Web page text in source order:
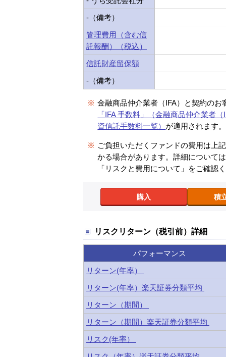
-（備考）
管理費用（含む信
託報酬）（税込）
信託財産留保額
-（備考）
※ 金融商品仲介業者（IFA）と契約のお
「IFA 手数料」（金融商品仲介業者
資信託手数料一覧） が適用されます。
※ ご負担いただくファンドの費用は上
かる場合があります。詳細について
「リスクと費用について」をご確認
購入 積
リスクリターン（税引前）詳細
パフォーマンス
リターン(年率）
リターン(年率）楽天証券分類平均
リターン（期間）
リターン（期間）楽天証券分類平均
リスク(年率）